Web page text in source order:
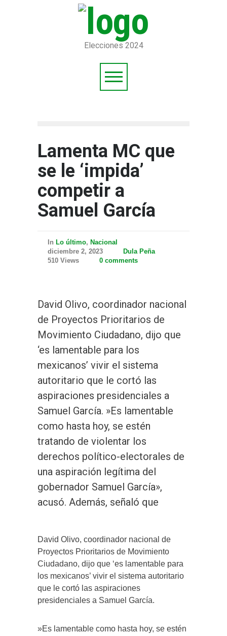
Elecciones 2024
Lamenta MC que
se le ‘impida’
competir a
Samuel García
In Lo último, Nacional
diciembre 2, 2023
Dula Peña
510 Views
0 comments
David Olivo, coordinador nacional
de Proyectos Prioritarios de
Movimiento Ciudadano, dijo que
‘es lamentable para los
mexicanos’ vivir el sistema
autoritario que le cortó las
aspiraciones presidenciales a
Samuel García. »Es lamentable
como hasta hoy, se estén
tratando de violentar los
derechos político-electorales de
una aspiración legítima del
gobernador Samuel García»,
acusó. Además, señaló que
David Olivo, coordinador nacional de
Proyectos Prioritarios de Movimiento
Ciudadano, dijo que ‘es lamentable para
los mexicanos’ vivir el sistema autoritario
que le cortó las aspiraciones
presidenciales a Samuel García.
»Es lamentable como hasta hoy, se estén